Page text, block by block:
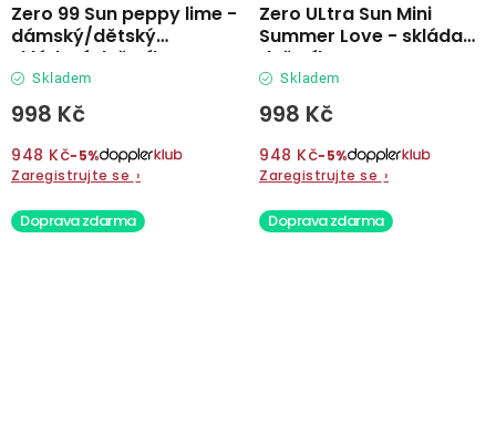
Zero 99 Sun peppy lime -
dámský/dětský
skládací deštník
Skladem
998 Kč
948 Kč−5%
Zaregistrujte se ›
Zero ULtra Sun Mini
Summer Love - skládací
deštník
Skladem
998 Kč
948 Kč−5%
Zaregistrujte se ›
Doprava zdarma Doprava zdarma